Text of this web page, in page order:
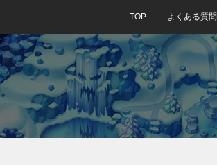
TOP よくある質問